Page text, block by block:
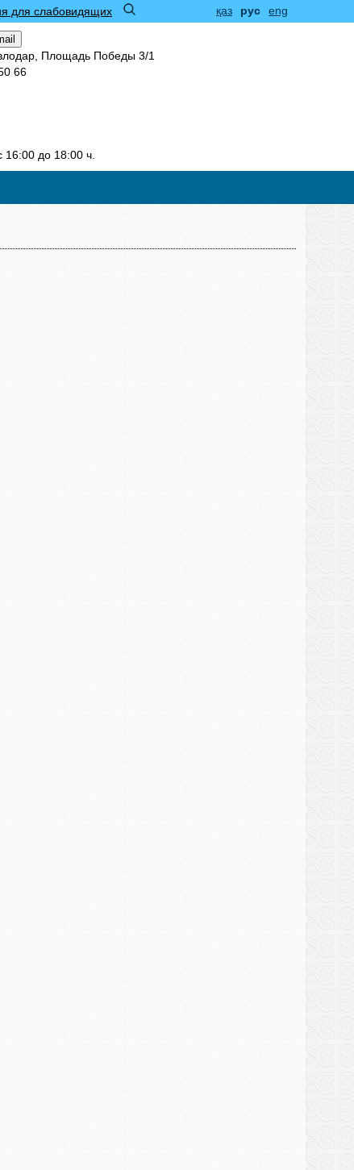
қаз рус eng
для слабовидящих
Площадь Победы 3/1
66
16:00 до 18:00 ч.